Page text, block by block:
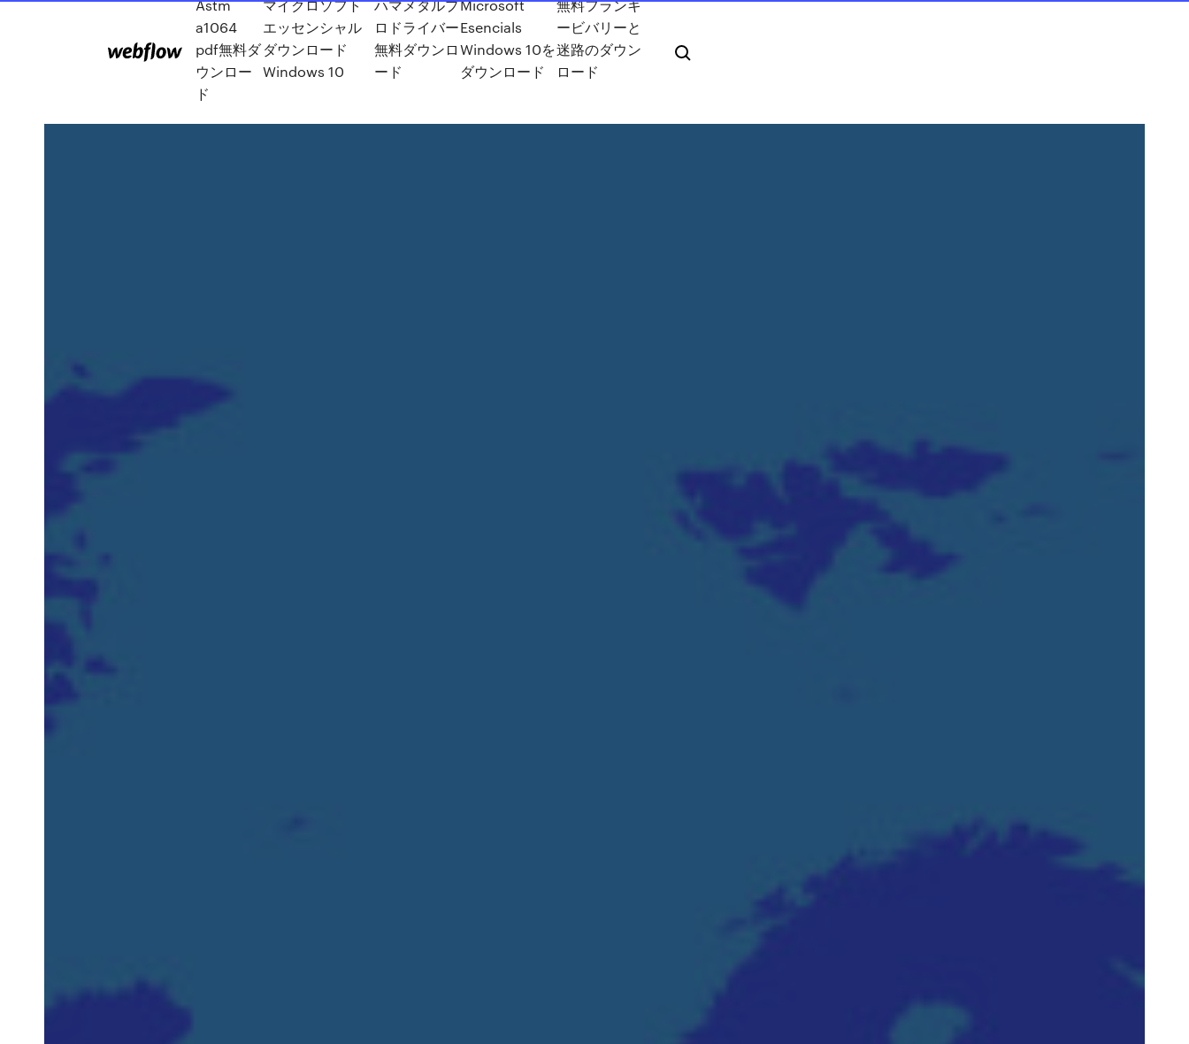
Astm
a1064
pdf無料ダ
ウンロー
ド
マイクロソフト
エッセンシャル
ダウンロード
Windows 10
ハマメタルプ
ロドライバー
無料ダウンロ
ード
Microsoft
Esencials
Windows 10を
ダウンロード
無料フランキ
ービバリーと
迷路のダウン
ロード